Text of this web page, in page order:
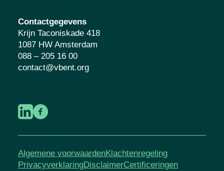
Contactgegevens
Krijn Taconiskade 418
1087 HW Amsterdam
088 – 205 16 00
contact@vbent.org
Algemene voorwaardenKlachtenregeling
PrivacyverklaringDisclaimerCertificeringen